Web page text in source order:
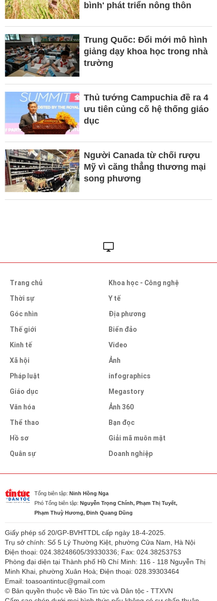
bình' phát triển nông thôn
Trung Quốc: Đổi mới mô hình
giảng dạy khoa học trong nhà
trường
Thủ tướng Campuchia đề ra 4
ưu tiên củng cố hệ thống giáo
dục
Người Canada từ chối rượu
Mỹ vì căng thẳng thương mại
song phương
Trang chủ
Thời sự
Góc nhìn
Thế giới
Kinh tế
Xã hội
Pháp luật
Giáo dục
Văn hóa
Thể thao
Hồ sơ
Quân sự
Khoa học - Công nghệ
Y tế
Địa phương
Biển đảo
Video
Ảnh
infographics
Megastory
Ảnh 360
Bạn đọc
Giải mã muôn mặt
Doanh nghiệp
Tổng biên tập: Ninh Hồng Nga
Phó Tổng biên tập: Nguyễn Trọng Chính, Phạm Thị Tuyết,
Phạm Thuỳ Hương, Đinh Quang Dũng
Giấy phép số 20/GP-BVHTTDL cấp ngày 18-4-2025.
Trụ sở chính: Số 5 Lý Thường Kiệt, phường Cửa Nam, Hà Nội
Điện thoại: 024.38248605/39330336; Fax: 024.38253753
Phòng đại diện tại Thành phố Hồ Chí Minh: 116 - 118 Nguyễn Thị
Minh Khai, phường Xuân Hoà; Điện thoại: 028.39303464
Email: toasoantintuc@gmail.com
© Bản quyền thuộc về Báo Tin tức và Dân tộc - TTXVN